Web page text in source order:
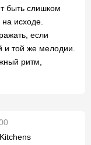
быть слишком
исходе.
если
и той же мелодии.
ритм,